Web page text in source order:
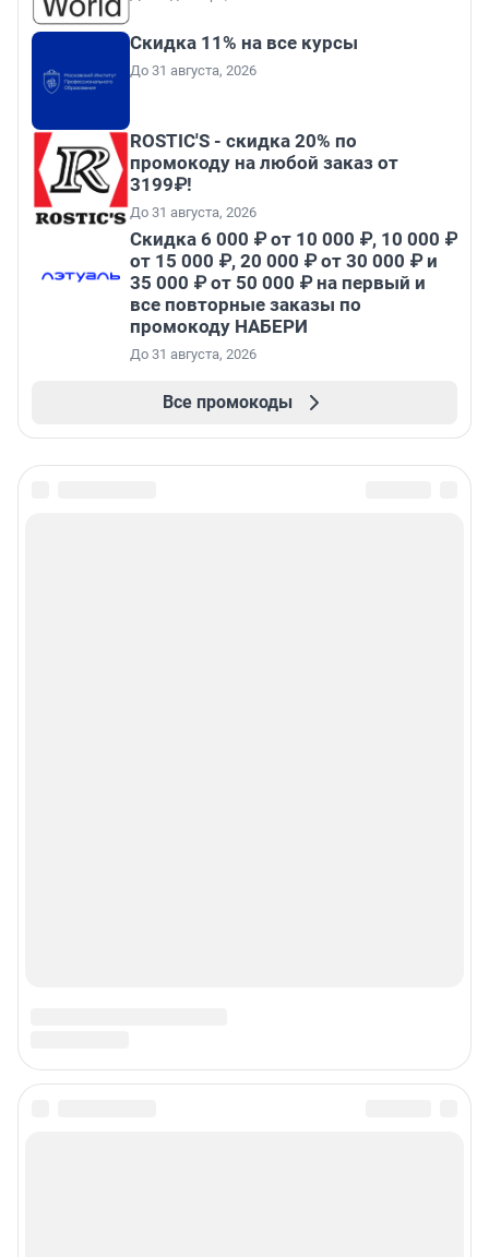
Скидка 11% на все курсы
До 31 августа, 2026
ROSTIC'S - скидка 20% по
промокоду на любой заказ от
3199₽!
До 31 августа, 2026
Скидка 6 000 ₽ от 10 000 ₽, 10 000 ₽
от 15 000 ₽, 20 000 ₽ от 30 000 ₽ и
35 000 ₽ от 50 000 ₽ на первый и
все повторные заказы по
промокоду НАБЕРИ
До 31 августа, 2026
Все промокоды